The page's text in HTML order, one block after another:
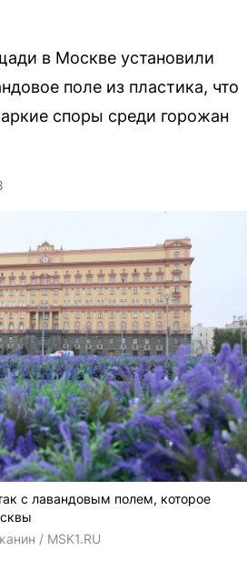
в Москве установили
поле из пластика, что
споры среди горожан
с лавандовым полем, которое
/ MSK1.RU